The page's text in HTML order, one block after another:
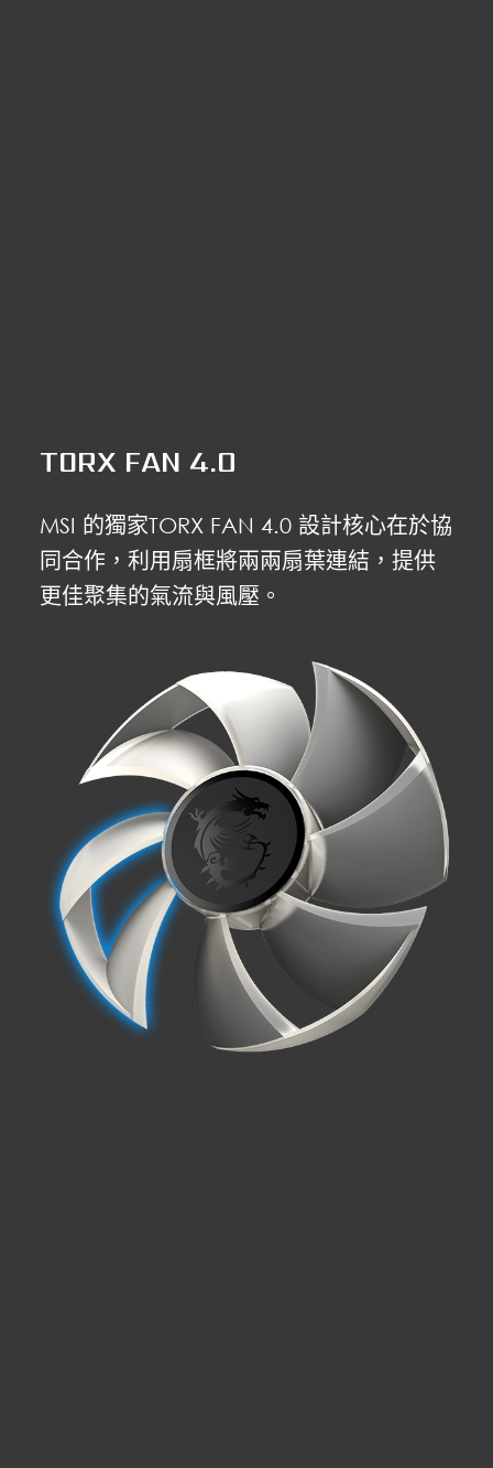
TORX FAN 4.0
MSI 的獨家TORX FAN 4.0 設計核心在於協
同合作，利用扇框將兩兩扇葉連結，提供
更佳聚集的氣流與風壓。